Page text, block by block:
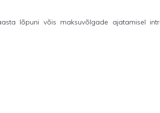
lõpuni võis maksuvõlgade ajatamisel